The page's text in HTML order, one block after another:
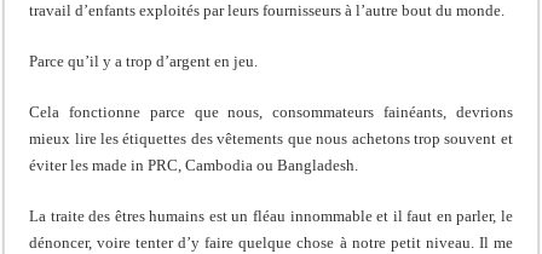
travail d’enfants exploités par leurs fournisseurs à l’autre bout du monde.
Parce qu’il y a trop d’argent en jeu.
Cela fonctionne parce que nous, consommateurs fainéants, devrions
mieux lire les étiquettes des vêtements que nous achetons trop souvent et
éviter les made in PRC, Cambodia ou Bangladesh.
La traite des êtres humains est un fléau innommable et il faut en parler, le
dénoncer, voire tenter d’y faire quelque chose à notre petit niveau. Il me